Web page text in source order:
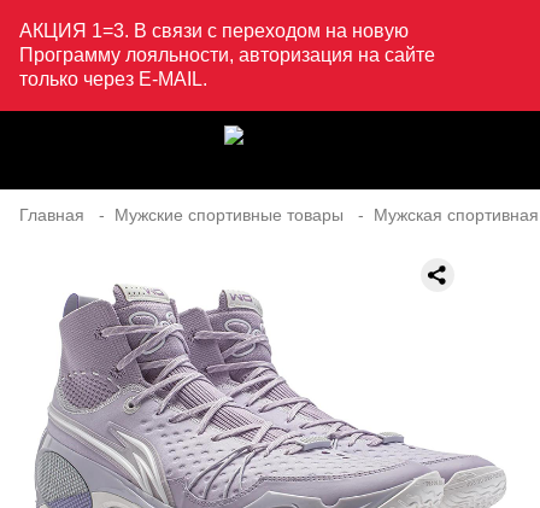
АКЦИЯ 1=3. В связи с переходом на новую
Программу лояльности, авторизация на сайте
только через E-MAIL.
Главная Мужские спортивные товары Мужская